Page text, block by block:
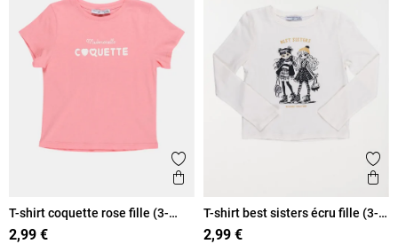
Ajouter aux favoris
Aperçu rapide
T-shirt coquette rose fille (3-
12A)
2,99 €
T-shirt best sisters écru fille (3-
12A)
2,99 €